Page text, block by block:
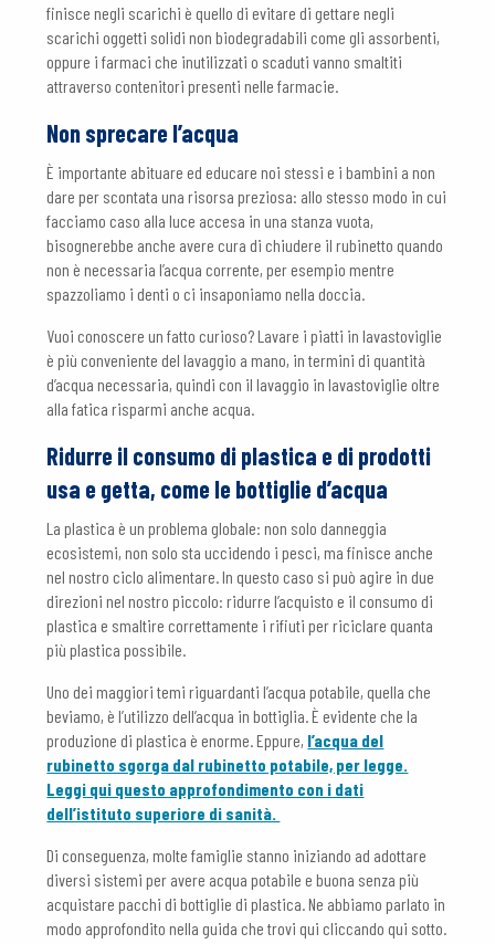
finisce negli scarichi è quello di evitare di gettare negli
scarichi oggetti solidi non biodegradabili come gli assorbenti,
oppure i farmaci che inutilizzati o scaduti vanno smaltiti
attraverso contenitori presenti nelle farmacie.
Non sprecare l’acqua
È importante abituare ed educare noi stessi e i bambini a non
dare per scontata una risorsa preziosa: allo stesso modo in cui
facciamo caso alla luce accesa in una stanza vuota,
bisognerebbe anche avere cura di chiudere il rubinetto quando
non è necessaria l’acqua corrente, per esempio mentre
spazzoliamo i denti o ci insaponiamo nella doccia.
Vuoi conoscere un fatto curioso? Lavare i piatti in lavastoviglie
è più conveniente del lavaggio a mano, in termini di quantità
d’acqua necessaria, quindi con il lavaggio in lavastoviglie oltre
alla fatica risparmi anche acqua.
Ridurre il consumo di plastica e di prodotti
usa e getta, come le bottiglie d’acqua
La plastica è un problema globale: non solo danneggia
ecosistemi, non solo sta uccidendo i pesci, ma finisce anche
nel nostro ciclo alimentare. In questo caso si può agire in due
direzioni nel nostro piccolo: ridurre l’acquisto e il consumo di
plastica e smaltire correttamente i rifiuti per riciclare quanta
più plastica possibile.
Uno dei maggiori temi riguardanti l’acqua potabile, quella che
beviamo, è l’utilizzo dell’acqua in bottiglia. È evidente che la
produzione di plastica è enorme. Eppure, l’acqua del
rubinetto sgorga dal rubinetto potabile, per legge.
Leggi qui questo approfondimento con i dati
dell’istituto superiore di sanità.
Di conseguenza, molte famiglie stanno iniziando ad adottare
diversi sistemi per avere acqua potabile e buona senza più
acquistare pacchi di bottiglie di plastica. Ne abbiamo parlato in
modo approfondito nella guida che trovi qui cliccando qui sotto.